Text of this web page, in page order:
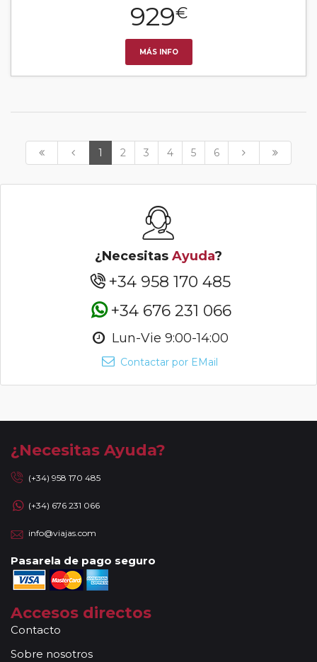
929€
MÁS INFO
1 2 3 4 5 6
¿Necesitas Ayuda?
+34 958 170 485
+34 676 231 066
Lun-Vie 9:00-14:00
Contactar por EMail
¿Necesitas Ayuda?
(+34) 958 170 485
(+34) 676 231 066
info@viajas.com
Pasarela de pago seguro
Accesos directos
Contacto
Sobre nosotros